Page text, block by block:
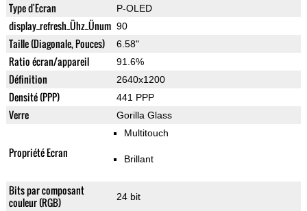
Type d'Ecran P-OLED
display_refresh_Ühz_Ünum 90
Taille (Diagonale, Pouces) 6.58"
Ratio écran/appareil 91.6%
Définition 2640x1200
Densité (PPP) 441 PPP
Verre Gorilla Glass
Propriété Ecran
Multitouch
Brillant
Bits par composant
couleur (RGB)
24 bit